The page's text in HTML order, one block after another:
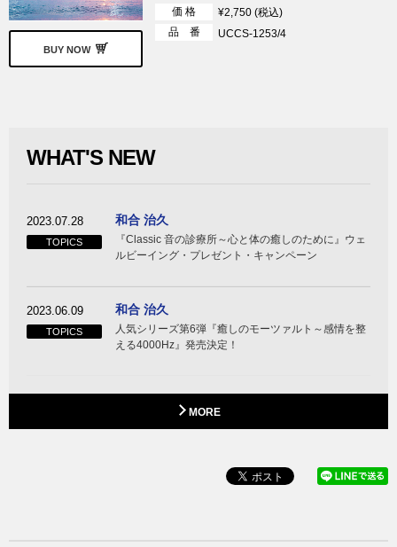
BUY NOW
価 格
¥2,750 (税込)
品 番
UCCS-1253/4
WHAT'S NEW
2023.07.28
TOPICS
和合 治久
『Classic 音の診療所～心と体の癒しのために』ウェ
ルビーイング・プレゼント・キャンペーン
2023.06.09
TOPICS
和合 治久
人気シリーズ第6弾『癒しのモーツァルト～感情を整
える4000Hz』発売決定！
MORE